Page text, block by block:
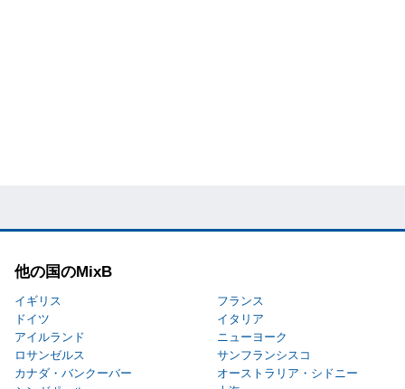
他の国のMixB
イギリス
フランス
ドイツ
イタリア
アイルランド
ニューヨーク
ロサンゼルス
サンフランシスコ
カナダ・バンクーバー
オーストラリア・シドニー